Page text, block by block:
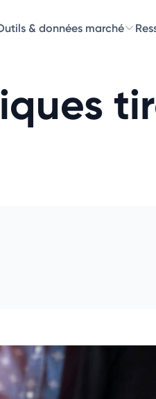
& données marché
nos newsletters
les newsletters qui vous